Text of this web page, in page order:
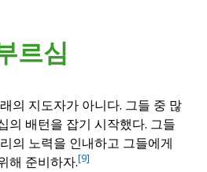
르심
의 지도자가 아니다. 그들 중 많
의 배턴을 잡기 시작했다. 그들
의 노력을 인내하고 그들에게
해 준비하자.[9]